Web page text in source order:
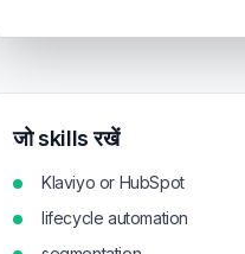
जो skills रखें
Klaviyo or HubSpot
lifecycle automation